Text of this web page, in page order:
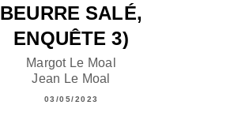
BEURRE SALÉ,
ENQUÊTE 3)
Margot Le Moal
Jean Le Moal
03/05/2023